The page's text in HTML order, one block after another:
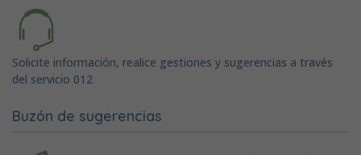
Solicite información, realice gestiones y sugerencias a través
del servicio 012
Buzón de sugerencias